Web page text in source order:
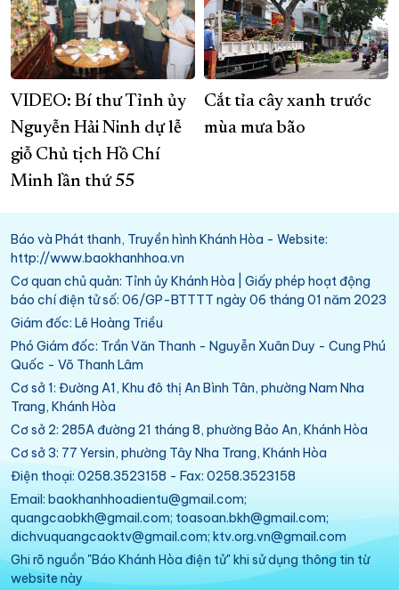
VIDEO: Bí thư Tỉnh ủy
Nguyễn Hải Ninh dự lễ
giỗ Chủ tịch Hồ Chí
Minh lần thứ 55
Cắt tỉa cây xanh trước
mùa mưa bão
Báo và Phát thanh, Truyền hình Khánh Hòa - Website:
http://www.baokhanhhoa.vn
Cơ quan chủ quản: Tỉnh ủy Khánh Hòa | Giấy phép hoạt động
báo chí điện tử số: 06/GP-BTTTT ngày 06 tháng 01 năm 2023
Giám đốc: Lê Hoàng Triều
Phó Giám đốc: Trần Văn Thanh - Nguyễn Xuân Duy - Cung Phú
Quốc - Võ Thanh Lâm
Cơ sở 1: Đường A1, Khu đô thị An Bình Tân, phường Nam Nha
Trang, Khánh Hòa
Cơ sở 2: 285A đường 21 tháng 8, phường Bảo An, Khánh Hòa
Cơ sở 3: 77 Yersin, phường Tây Nha Trang, Khánh Hòa
Điện thoại: 0258.3523158 - Fax: 0258.3523158
Email: baokhanhhoadientu@gmail.com;
quangcaobkh@gmail.com; toasoan.bkh@gmail.com;
dichvuquangcaoktv@gmail.com; ktv.org.vn@gmail.com
Ghi rõ nguồn "Báo Khánh Hòa điện tử" khi sử dụng thông tin từ
website này